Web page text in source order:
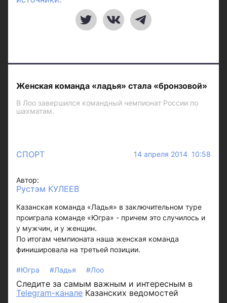
Женская команда «ладья» стала «бронзовой»
В Лоо завершился командный чемпионат России по
шахматам.
СПОРТ 14 апреля 2014 10:58
Автор:
Рустэм КУЛЕЕВ
Казанская команда «Ладья» в заключительном туре
проиграла команде «Югра» - причем это случилось и
у мужчин, и у женщин.
По итогам чемпионата наша женская команда
финишировала на третьей позиции.
#Югра #Ладья #Лоо
Следите за самым важным и интересным в
Telegram-канале Казанских ведомостей